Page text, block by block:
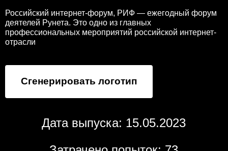
Российский интернет-форум, РИФ — ежегодный форум
деятелей Рунета. Это одно из главных
профессиональных мероприятий российской интернет-
отрасли
Сгенерировать логотип
Дата выпуска: 15.05.2023